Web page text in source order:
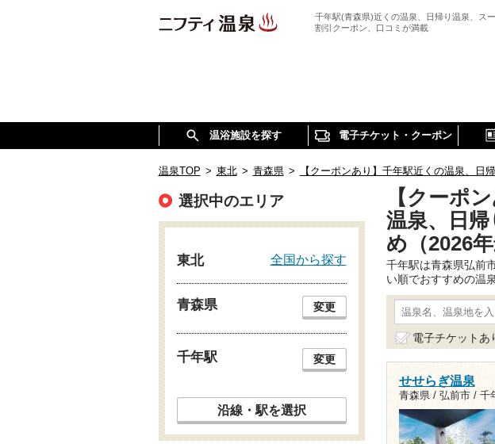
千年駅(青森県)近くの温泉、日帰り温泉、ス
割引クーポン、口コミが満載
温浴施設を探す 電子チケット・クーポン
温泉TOP > 東北 > 青森県 > 【クーポンあり】千年駅近くの温泉、日
【クーポ
温泉、日
め（2026年
千年駅は青森県弘前
い順でおすすめの温
電子チケットあ
せせらぎ温泉
青森県 / 弘前市 / 千
選択中のエリア
東北 全国から探す
青森県 変更
千年駅 変更
沿線・駅を選択